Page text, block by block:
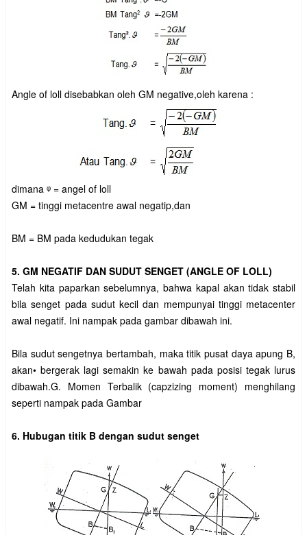
Angle of loll disebabkan oleh GM negative,oleh karena :
dimana ᵠ = angel of loll
GM = tinggi metacentre awal negatip,dan
BM = BM pada kedudukan tegak
5. GM NEGATIF DAN SUDUT SENGET (ANGLE OF LOLL)
Telah kita paparkan sebelumnya, bahwa kapal akan tidak stabil
bila senget pada sudut kecil dan mempunyai tinggi metacenter
awal negatif. Ini nampak pada gambar dibawah ini.
Bila sudut sengetnya bertambah, maka titik pusat daya apung B,
akan• bergerak lagi semakin ke bawah pada posisi tegak lurus
dibawah.G. Momen Terbalik (capzizing moment) menghilang
seperti nampak pada Gambar
6. Hubugan titik B dengan sudut senget